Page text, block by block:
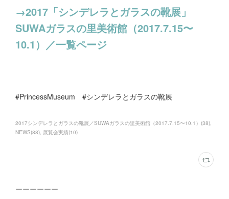
→2017「シンデレラとガラスの靴展」
SUWAガラスの里美術館（2017.7.15〜
10.1）／一覧ページ
#PrincessMuseum #シンデレラとガラスの靴展
2017シンデレラとガラスの靴展／SUWAガラスの里美術館（2017.7.15〜10.1） (38)
NEWS(88) 展覧会実績(10)
ーーーーーー